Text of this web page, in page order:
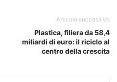
Articolo successivo
Plastica, filiera da 58,4
miliardi di euro: il riciclo al
centro della crescita